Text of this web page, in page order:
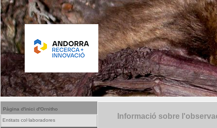
Pàgina d'inici d'Ornitho
Entitats col·laboradores Informació sobre